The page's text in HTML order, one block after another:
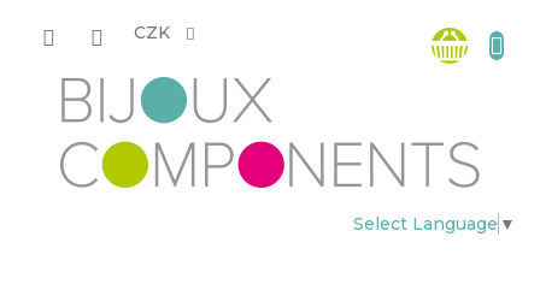
CZK
Select Language ▼
košík